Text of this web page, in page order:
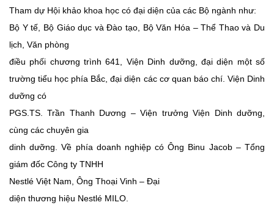
Tham dự Hội khảo khoa học có đại diện của các Bộ ngành như:
Bộ Y tế, Bộ Giáo dục và Đào tạo, Bộ Văn Hóa – Thể Thao và Du
lịch, Văn phòng
điều phối chương trình 641, Viện Dinh dưỡng, đại diện một số
trường tiểu học phía Bắc, đại diện các cơ quan báo chí. Viện Dinh
dưỡng có
PGS.TS. Trần Thanh Dương – Viện trưởng Viện Dinh dưỡng,
cùng các chuyên gia
dinh dưỡng. Về phía doanh nghiệp có Ông Binu Jacob – Tổng
giám đốc Công ty TNHH
Nestlé Việt Nam, Ông Thoại Vinh – Đại
diện thương hiệu Nestlé MILO.